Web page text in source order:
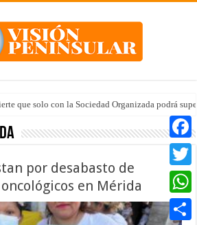
que solo con la Sociedad Organizada podrá
de Médico 24/7
por desabasto de
en Mérida
Twitter